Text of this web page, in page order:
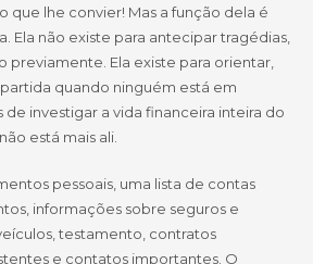
que lhe convier! Mas a função dela é
Ela não existe para antecipar tragédias,
previamente. Ela existe para orientar,
quando ninguém está em
investigar a vida financeira inteira do
está mais ali.
pessoais, uma lista de contas
informações sobre seguros e
testamento, contratos
e contatos importantes. O